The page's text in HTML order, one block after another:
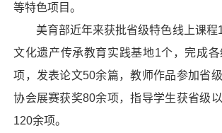
等特色项目。
美育部近年来获批省级特色线上课程
文化遗产传承教育实践基地1个，完成
项，发表论文50余篇，教师作品参加省
协会展赛获奖80余项，指导学生获省级
120余项。